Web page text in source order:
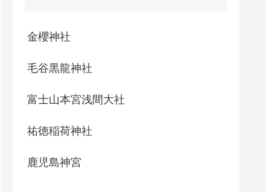
金櫻神社
毛谷黒龍神社
富士山本宮浅間大社
祐徳稲荷神社
鹿児島神宮